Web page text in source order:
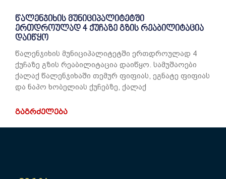
წალენჯიხის მუნიციპალიტეტში
ერთდროულად 4 ქუჩაზე გზის რეაბილიტაცია
დაიწყო
წალენჯიხის მუნიციპალიტეტში ერთდროულად 4
ქუჩაზე გზის რეაბილიტაცია დაიწყო. სამუშაოები
ქალაქ წალენჯიხაში თემურ ფიფიას, ეგნატე ფიფიას
და ნაპო ხობელიას ქუჩებზე, ქალაქ
ᲒᲐᲒᲠᲫᲔᲚᲔᲑᲐ